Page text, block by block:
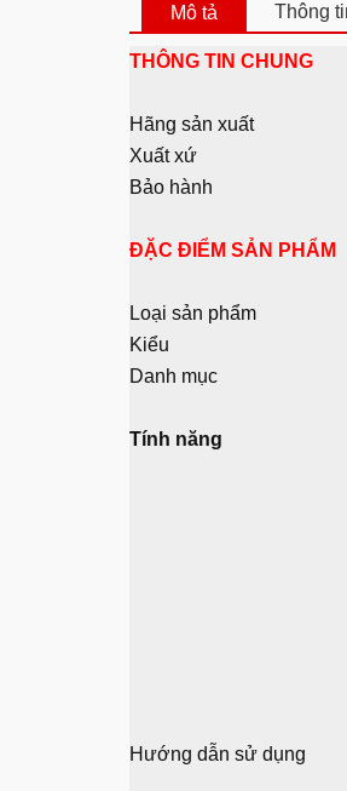
Mô tả Thông
THÔNG TIN CHUNG
Hãng sản xuất
Xuất xứ
Bảo hành
ĐẶC ĐIỂM SẢN PHẨM
Loại sản phẩm
Kiểu
Danh mục
Tính năng
Hướng dẫn sử dụng